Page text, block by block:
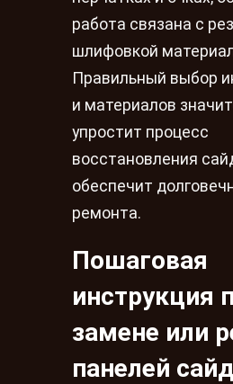
работа связана с
шлифовкой
Правильный выбор
и материалов
упростит процесс
восстановления
обеспечит
ремонта.
Пошаговая
инструкция
замене или
панелей